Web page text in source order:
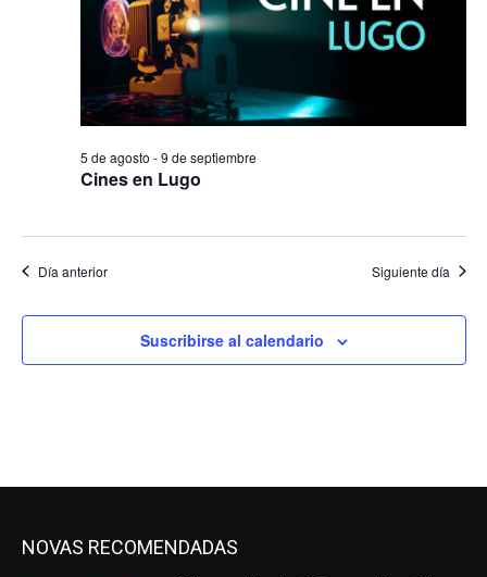
de
Cines en Lugo
5 de agosto -9 de septiembre
Día anterior Siguiente día
Suscribirse al calendario
NOVAS RECOMENDADAS